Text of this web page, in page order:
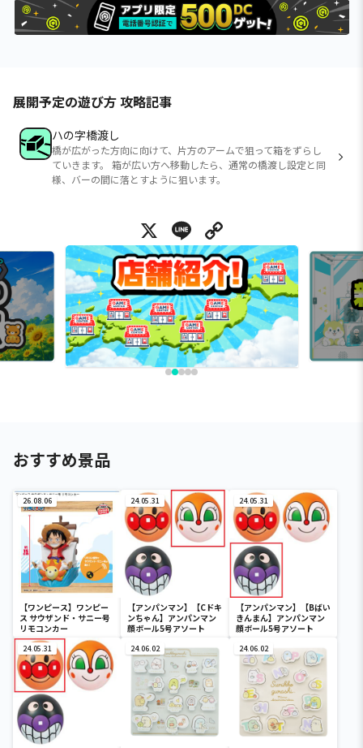
展開予定の遊び方 攻略記事
ハの字橋渡し
橋が広がった方向に向けて、片方のアームで狙って箱をずらし
ていきます。 箱が広い方へ移動したら、通常の橋渡し設定と同
様、バーの間に落とすように狙います。
X Line
おすすめ景品
26.08.06
【ワンピース】ワンピー
ス サウザンド・サニー号
リモコンカー
24.05.31
【アンパンマン】【Cドキ
ンちゃん】アンパンマン
顔ボール5号アソート
24.05.31
【アンパンマン】【Bばい
きんまん】アンパンマン
顔ボール5号アソート
24.05.31 24.06.02 24.06.02